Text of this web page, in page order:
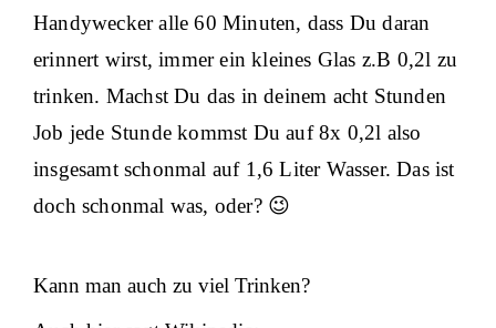
Handywecker alle 60 Minuten, dass Du daran
erinnert wirst, immer ein kleines Glas z.B 0,2l zu
trinken. Machst Du das in deinem acht Stunden
Job jede Stunde kommst Du auf 8x 0,2l also
insgesamt schonmal auf 1,6 Liter Wasser. Das ist
doch schonmal was, oder? 😉
Kann man auch zu viel Trinken?